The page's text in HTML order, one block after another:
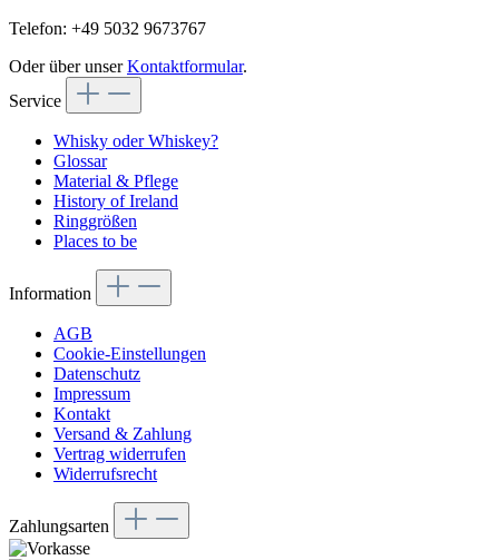
Telefon: +49 5032 9673767
Oder über unserKontaktformular.
Service
Whisky oder Whiskey?
Glossar
Material & Pflege
History of Ireland
Ringgrößen
Places to be
Information
AGB
Cookie-Einstellungen
Datenschutz
Impressum
Kontakt
Versand & Zahlung
Vertrag widerrufen
Widerrufsrecht
Zahlungsarten